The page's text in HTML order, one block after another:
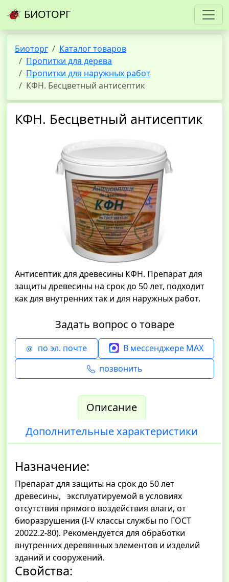
БИОТОРГ
Биоторг
Каталог товаров
Пропитки для дерева
Пропитки для наружных работ
КФН. Бесцветный антисептик
КФН. Бесцветный антисептик
Антисептик для древесины КФН. Препарат для
защиты древесины на срок до 50 лет, подходит
как для внутренних так и для наружных работ.
Задать вопрос о товаре
по эл. почте
В мессенджере MAX
позвонить
Описание
Дополнительные характеристики
Назначение:
Препарат для защиты на срок до 50 лет
древесины, эксплуатируемой в условиях
отсутствия прямого воздействия влаги, от
биоразрушения (I-V классы службы по ГОСТ
20022.2-80). Рекомендуется для обработки
внутренних деревянных элементов и изделий
зданий и сооружений.
Свойства: